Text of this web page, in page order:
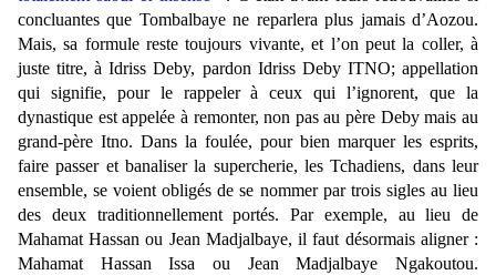
concluantes que Tombalbaye ne reparlera plus jamais d’Aozou.
Mais, sa formule reste toujours vivante, et l’on peut la coller, à
juste titre, à Idriss Deby, pardon Idriss Deby ITNO; appellation
qui signifie, pour le rappeler à ceux qui l’ignorent, que la
dynastique est appelée à remonter, non pas au père Deby mais au
grand-père Itno. Dans la foulée, pour bien marquer les esprits,
faire passer et banaliser la supercherie, les Tchadiens, dans leur
ensemble, se voient obligés de se nommer par trois sigles au lieu
des deux traditionnellement portés. Par exemple, au lieu de
Mahamat Hassan ou Jean Madjalbaye, il faut désormais aligner :
Mahamat Hassan Issa ou Jean Madjalbaye Ngakoutou.